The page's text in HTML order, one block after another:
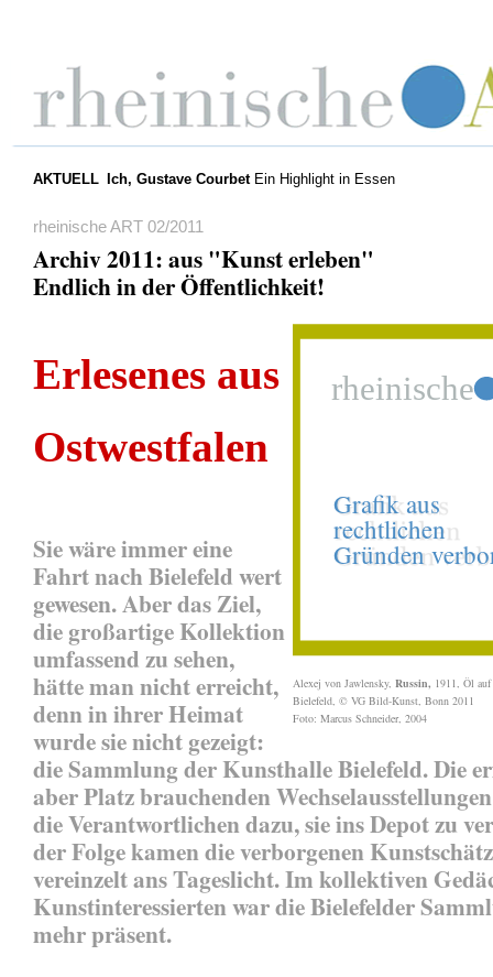
AKTUELL Ich, Gustave CourbetEin Highlight in Essen
rheinische ART 02/2011
Archiv 2011: aus "Kunst erleben"
Endlich in der Öffentlichkeit!
Alexej von Jawlensky, Russin, 1911, Öl
Bielefeld, © VG Bild-Kunst, Bonn 2011
Foto: Marcus Schneider, 2004
Erlesenes aus
Ostwestfalen
Sie wäre immer eine
Fahrt nach Bielefeld wert
gewesen. Aber das Ziel,
die großartige Kollektion
umfassend zu sehen,
hätte man nicht erreicht,
denn in ihrer Heimat
wurde sie nicht gezeigt:
die Sammlung der Kunsthalle Bielefeld. Die
aber Platz brauchenden
die Verantwortlichen dazu, sie ins Depot zu
der Folge kamen die verborgenen
vereinzelt ans Tageslicht. Im kollektiven
Kunstinteressierten war die Bielefelder
mehr präsent.